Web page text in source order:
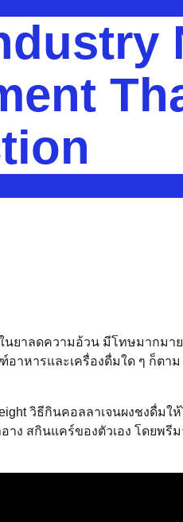
นยาลดความอ้วน มีโทษมากมา
าหารและเครื่องดื่มใด ๆ ก็ตาม
วิธีกินคอลลาเจนผงชงดื่มให้
ง สกินแคร์ของตัวเอง โดยพรีม